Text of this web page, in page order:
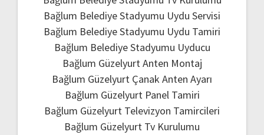
Bağlum Belediye Stadyumu Uydu Servisi
Bağlum Belediye Stadyumu Uydu Tamiri
Bağlum Belediye Stadyumu Uyducu
Bağlum Güzelyurt Anten Montaj
Bağlum Güzelyurt Çanak Anten Ayarı
Bağlum Güzelyurt Panel Tamiri
Bağlum Güzelyurt Televizyon Tamircileri
Bağlum Güzelyurt Tv Kurulumu